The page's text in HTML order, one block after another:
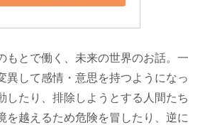
もとで働く、未来の世界のお話。一
異して感情・意思を持つようになっ
したり、排除しようとする人間たち
を越えるため危険を冒したり、逆に